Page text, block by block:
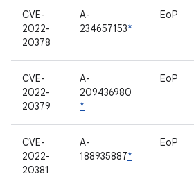
CVE-
2022-
20378
A-
234657153*
EoP
CVE-
2022-
20379
A-
209436980
*
EoP
CVE-
2022-
20381
A-
188935887*
EoP